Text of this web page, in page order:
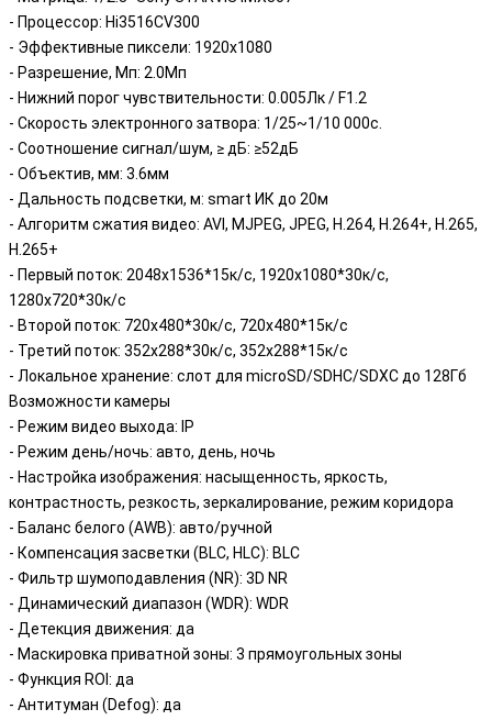
- Процессор: Hi3516CV300
- Эффективные пиксели: 1920x1080
- Разрешение, Мп: 2.0Мп
- Нижний порог чувствительности: 0.005Лк / F1.2
- Скорость электронного затвора: 1/25~1/10 000с.
- Соотношение сигнал/шум, ≥ дБ: ≥52дБ
- Объектив, мм: 3.6мм
- Дальность подсветки, м: smart ИК до 20м
- Алгоритм сжатия видео: AVI, MJPEG, JPEG, H.264, H.264+, H.265,
H.265+
- Первый поток: 2048х1536*15к/с, 1920х1080*30к/с,
1280х720*30к/с
- Второй поток: 720х480*30к/с, 720х480*15к/с
- Третий поток: 352х288*30к/с, 352x288*15к/с
- Локальное хранение: слот для microSD/SDHC/SDXC до 128Гб
Возможности камеры
- Режим видео выхода: IP
- Режим день/ночь: авто, день, ночь
- Настройка изображения: насыщенность, яркость,
контрастность, резкость, зеркалирование, режим коридора
- Баланс белого (AWB): авто/ручной
- Компенсация засветки (BLC, HLC): BLC
- Фильтр шумоподавления (NR): 3D NR
- Динамический диапазон (WDR): WDR
- Детекция движения: да
- Маскировка приватной зоны: 3 прямоугольных зоны
- Функция ROI: да
- Антитуман (Defog): да